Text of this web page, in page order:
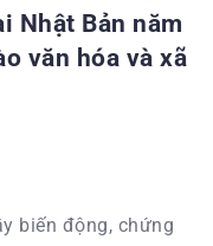
Nhật Bản năm
văn hóa và xã
biến động, chứng